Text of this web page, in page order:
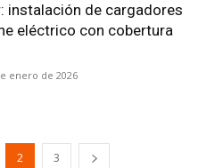
instalación de cargadores
eléctrico con cobertura
enero de 2026
2 3